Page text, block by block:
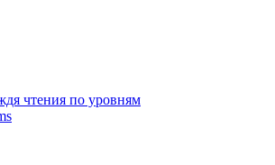
чтения по уровням